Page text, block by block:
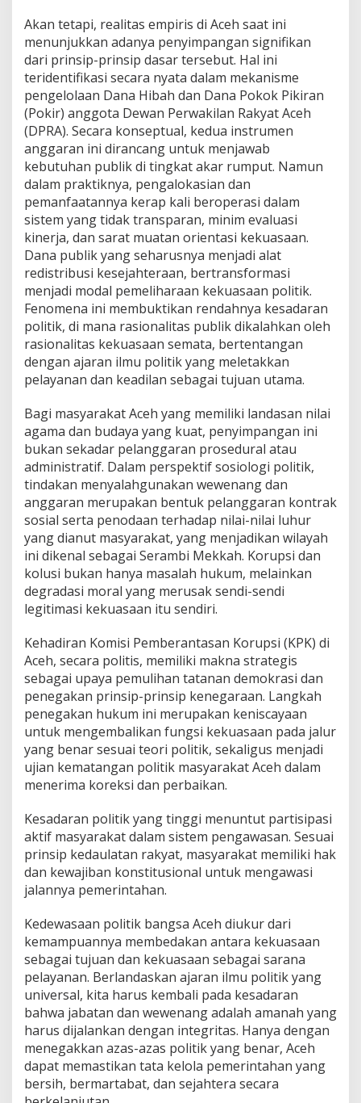
Akan tetapi, realitas empiris di Aceh saat ini
menunjukkan adanya penyimpangan signifikan
dari prinsip-prinsip dasar tersebut. Hal ini
teridentifikasi secara nyata dalam mekanisme
pengelolaan Dana Hibah dan Dana Pokok Pikiran
(Pokir) anggota Dewan Perwakilan Rakyat Aceh
(DPRA). Secara konseptual, kedua instrumen
anggaran ini dirancang untuk menjawab
kebutuhan publik di tingkat akar rumput. Namun
dalam praktiknya, pengalokasian dan
pemanfaatannya kerap kali beroperasi dalam
sistem yang tidak transparan, minim evaluasi
kinerja, dan sarat muatan orientasi kekuasaan.
Dana publik yang seharusnya menjadi alat
redistribusi kesejahteraan, bertransformasi
menjadi modal pemeliharaan kekuasaan politik.
Fenomena ini membuktikan rendahnya kesadaran
politik, di mana rasionalitas publik dikalahkan oleh
rasionalitas kekuasaan semata, bertentangan
dengan ajaran ilmu politik yang meletakkan
pelayanan dan keadilan sebagai tujuan utama.
Bagi masyarakat Aceh yang memiliki landasan nilai
agama dan budaya yang kuat, penyimpangan ini
bukan sekadar pelanggaran prosedural atau
administratif. Dalam perspektif sosiologi politik,
tindakan menyalahgunakan wewenang dan
anggaran merupakan bentuk pelanggaran kontrak
sosial serta penodaan terhadap nilai-nilai luhur
yang dianut masyarakat, yang menjadikan wilayah
ini dikenal sebagai Serambi Mekkah. Korupsi dan
kolusi bukan hanya masalah hukum, melainkan
degradasi moral yang merusak sendi-sendi
legitimasi kekuasaan itu sendiri.
Kehadiran Komisi Pemberantasan Korupsi (KPK) di
Aceh, secara politis, memiliki makna strategis
sebagai upaya pemulihan tatanan demokrasi dan
penegakan prinsip-prinsip kenegaraan. Langkah
penegakan hukum ini merupakan keniscayaan
untuk mengembalikan fungsi kekuasaan pada jalur
yang benar sesuai teori politik, sekaligus menjadi
ujian kematangan politik masyarakat Aceh dalam
menerima koreksi dan perbaikan.
Kesadaran politik yang tinggi menuntut partisipasi
aktif masyarakat dalam sistem pengawasan. Sesuai
prinsip kedaulatan rakyat, masyarakat memiliki hak
dan kewajiban konstitusional untuk mengawasi
jalannya pemerintahan.
Kedewasaan politik bangsa Aceh diukur dari
kemampuannya membedakan antara kekuasaan
sebagai tujuan dan kekuasaan sebagai sarana
pelayanan. Berlandaskan ajaran ilmu politik yang
universal, kita harus kembali pada kesadaran
bahwa jabatan dan wewenang adalah amanah yang
harus dijalankan dengan integritas. Hanya dengan
menegakkan azas-azas politik yang benar, Aceh
dapat memastikan tata kelola pemerintahan yang
bersih, bermartabat, dan sejahtera secara